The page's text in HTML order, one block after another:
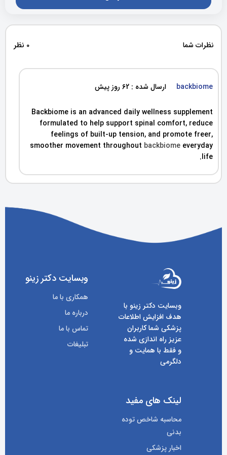
نظرات شما 0 نظر
backbiome ارسال شده : 62 روز پیش
Backbiome is an advanced daily wellness supplement
formulated to help support spinal comfort, reduce
feelings of built-up tension, and promote freer,
smoother movement throughout backbiome everyday
life.
وبسایت دکتر زینو با
هدف افزایش اطلاعات
پزشکی شما کاربران
عزیز راه اندازی شده
و فقط با همایت و
دلگرمی
وبسایت دکتر زینو
همکاری با ما
درباره ما
تماس با ما
تبلیغات
لینک های مفید
محاسبه شاخص توده
بدنی
اخبار پزشکی